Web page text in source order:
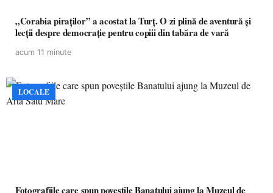
„Corabia piraților” a acostat la Turț. O zi plină de aventură și
lecții despre democrație pentru copiii din tabăra de vară
acum 11 minute
LOCALE
Fotografiile care spun poveștile Banatului ajung la Muzeul de